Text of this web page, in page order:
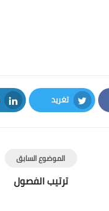
تغريد
Twitter
الموضوع السابق
ترتيب الفصول